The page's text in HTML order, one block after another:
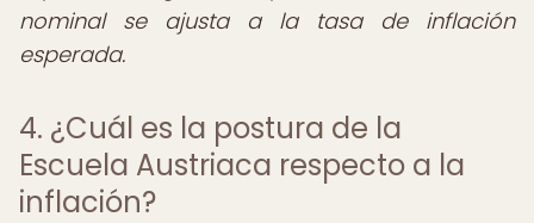
nominal se ajusta a la tasa de inflación
esperada.
4. ¿Cuál es la postura de la
Escuela Austriaca respecto a la
inflación?